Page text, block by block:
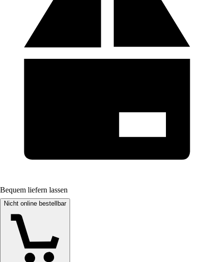
Bequem liefern lassen
Nicht online bestellbar